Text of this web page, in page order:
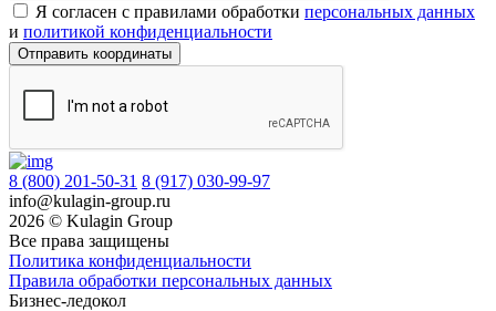
Я согласен c правилами обработки персональных данных
и политикой конфиденциальности
8 (800) 201-50-31 8 (917) 030-99-97
info@kulagin-group.ru
2026 © Kulagin Group
Все права защищены
Политика конфиденциальности
Правила обработки персональных данных
Бизнес-ледокол